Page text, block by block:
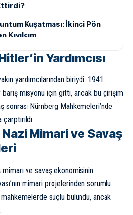
Kuşatması: İkinci Pön
Kıvılcım
Yardımcısı
yardımcılarından biriydi. 1941
barış misyonu için gitti, ancak bu girişim
sonrası Nürnberg Mahkemeleri’nde
Mimari ve Savaş
ve savaş ekonomisinin
mimari projelerinden sorumlu
suçlu bulundu, ancak